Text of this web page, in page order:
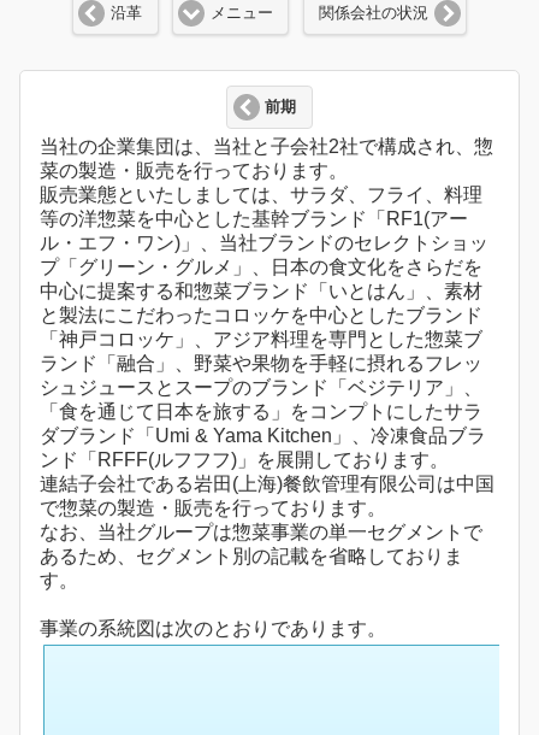
沿革 メニュー 関係会社の状況
前期
当社の企業集団は、当社と子会社2社で構成され、惣
菜の製造・販売を行っております。
販売業態といたしましては、サラダ、フライ、料理
等の洋惣菜を中心とした基幹ブランド「RF1(アー
ル・エフ・ワン)」、当社ブランドのセレクトショッ
プ「グリーン・グルメ」、日本の食文化をさらだを
中心に提案する和惣菜ブランド「いとはん」、素材
と製法にこだわったコロッケを中心としたブランド
「神戸コロッケ」、アジア料理を専門とした惣菜ブ
ランド「融合」、野菜や果物を手軽に摂れるフレッ
シュジュースとスープのブランド「ベジテリア」、
「食を通じて日本を旅する」をコンプトにしたサラ
ダブランド「Umi & Yama Kitchen」、冷凍食品ブラ
ンド「RFFF(ルフフフ)」を展開しております。
連結子会社である岩田(上海)餐飲管理有限公司は中国
で惣菜の製造・販売を行っております。
なお、当社グループは惣菜事業の単一セグメントで
あるため、セグメント別の記載を省略しておりま
す。
事業の系統図は次のとおりであります。